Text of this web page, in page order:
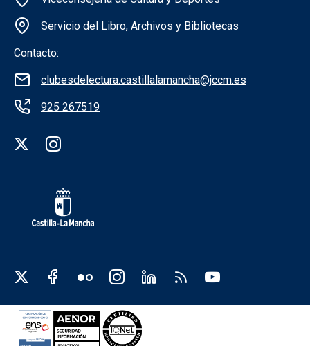
Servicio del Libro, Archivos y Bibliotecas
Contacto:
clubesdelectura.castillalamancha@jccm.es
925 267519
Redes sociales institución
Redes sociales JCCM